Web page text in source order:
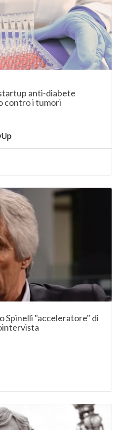
anti-diabete
contro i tumori
Spinelli "acceleratore" di